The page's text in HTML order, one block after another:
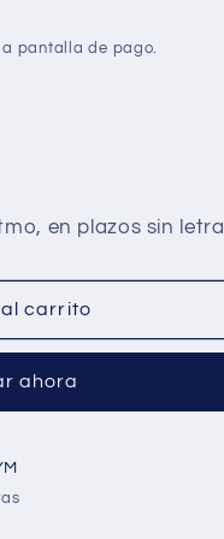
pantalla de pago.
carrito
ahora